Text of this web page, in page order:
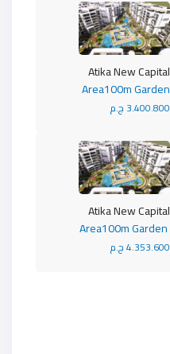
Atika New Capital
Area100m Garden
3.400.800 ج.م
Atika New Capital
4.353.600 ج.م